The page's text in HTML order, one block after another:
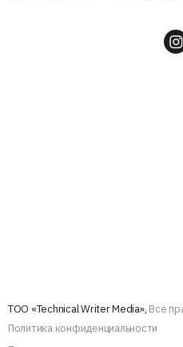
ТОО «Technical Writer Media», Все
Политика конфиденциальности